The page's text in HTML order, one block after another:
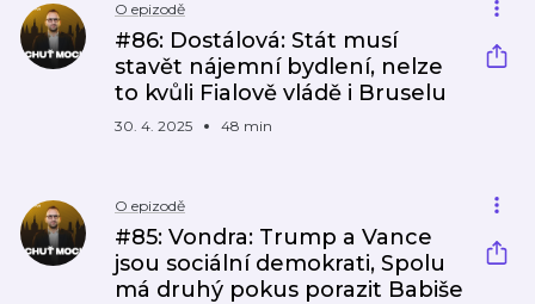
O epizodě
#86: Dostálová: Stát musí
stavět nájemní bydlení, nelze
to kvůli Fialově vládě i Bruselu
30. 4. 2025 48 min
O epizodě
#85: Vondra: Trump a Vance
jsou sociální demokrati, Spolu
má druhý pokus porazit Babiše